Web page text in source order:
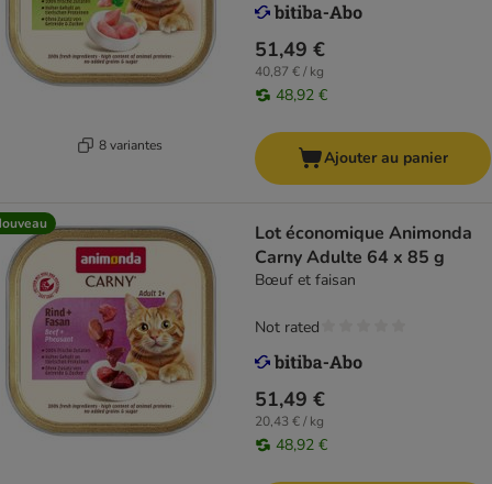
8 variantes
51,49 €
40,87 € / kg
48,92 €
Ajouter au panier
Lot économique Animonda
Carny Adulte 64 x 85 g
Bœuf et faisan
51,49 €
20,43 € / kg
48,92 €
Not rated